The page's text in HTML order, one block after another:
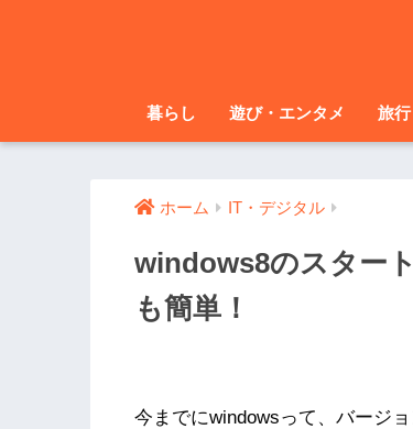
暮らし 遊び・エンタメ 旅
ホーム IT・デジタル
windows8のスター
も簡単！
今までにwindowsって、バージョ